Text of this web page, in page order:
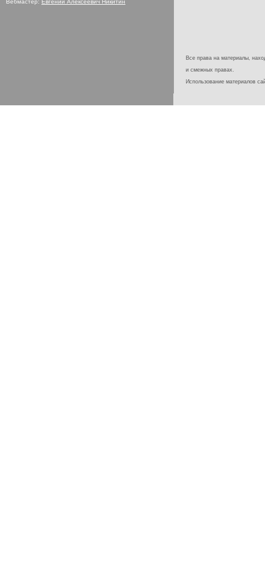
Вебмастер: Евгений Алексеевич Никитин
Все права на материалы,
и смежных правах.
Использование материалов